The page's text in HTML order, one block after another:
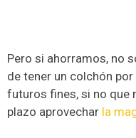
Pero si ahorramos, no
de tener un colchón
futuros fines, si no que
plazo aprovechar la